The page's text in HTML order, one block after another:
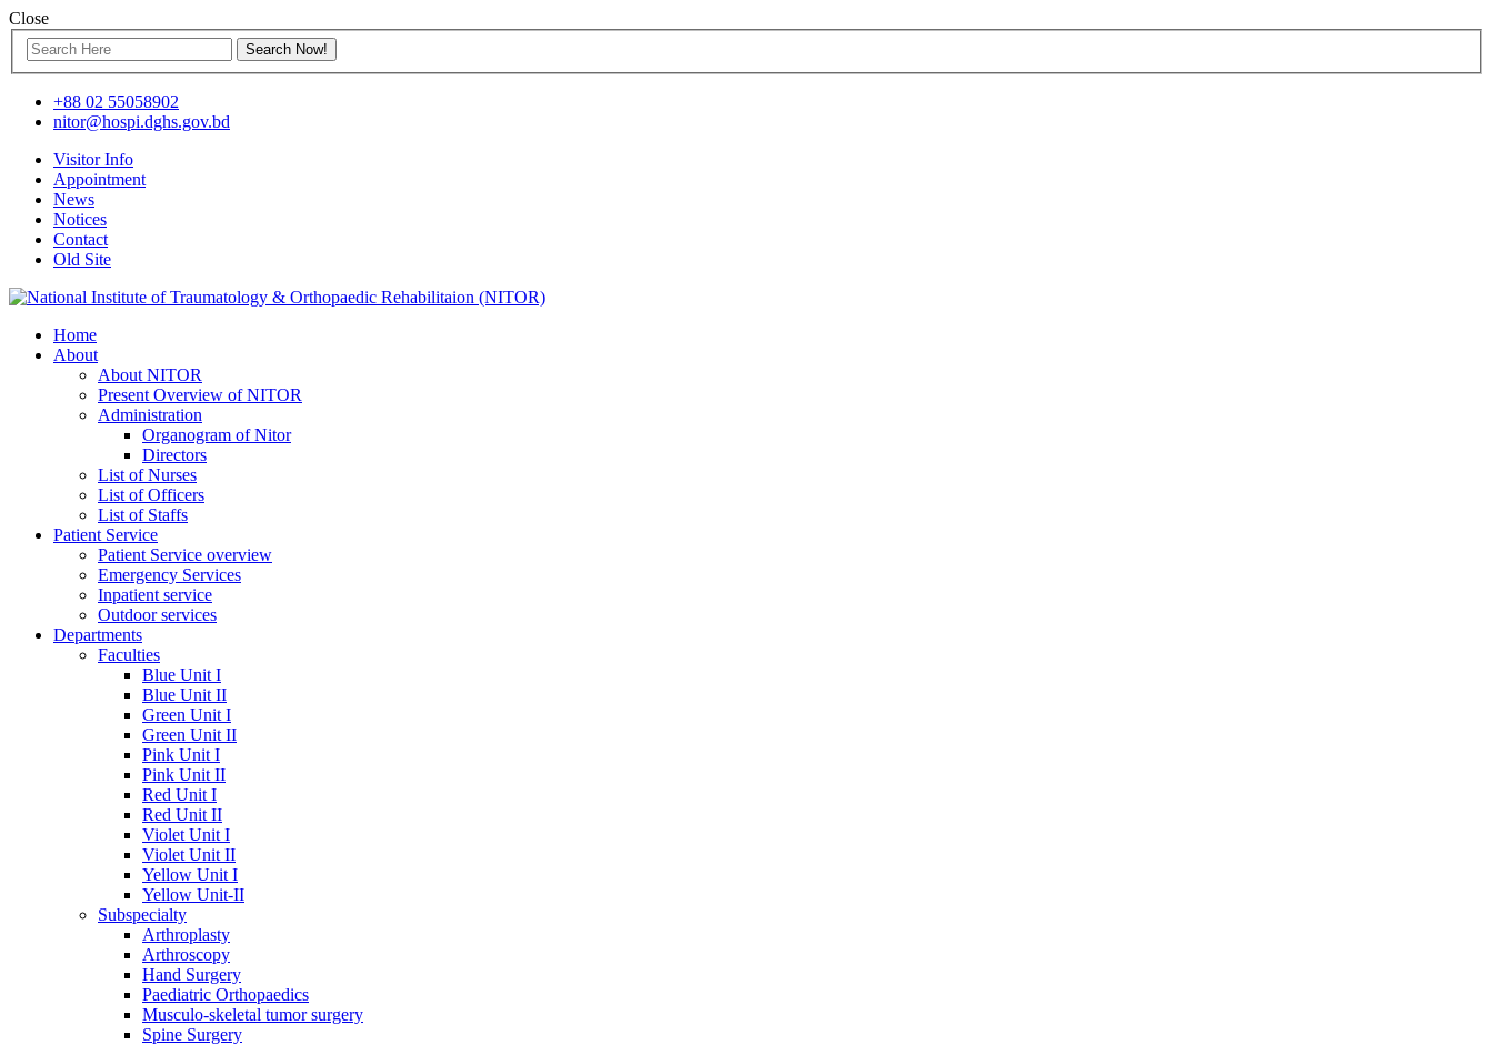
Close
+88 02 55058902
nitor@hospi.dghs.gov.bd
Visitor Info
Appointment
News
Notices
Contact
Old Site
Home
About
About NITOR
Present Overview of NITOR
Administration
Organogram of Nitor
Directors
List of Nurses
List of Officers
List of Staffs
Patient Service
Patient Service overview
Emergency Services
Inpatient service
Outdoor services
Departments
Faculties
Blue Unit I
Blue Unit II
Green Unit I
Green Unit II
Pink Unit I
Pink Unit II
Red Unit I
Red Unit II
Violet Unit I
Violet Unit II
Yellow Unit I
Yellow Unit-II
Subspecialty
Arthroplasty
Arthroscopy
Hand Surgery
Paediatric Orthopaedics
Musculo-skeletal tumor surgery
Spine Surgery